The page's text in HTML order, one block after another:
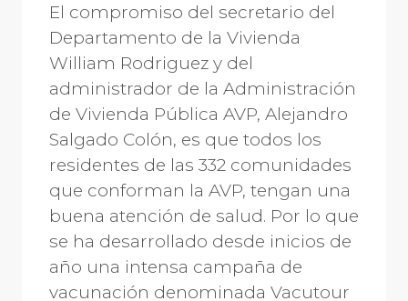
El compromiso del secretario del
Departamento de la Vivienda
William Rodriguez y del
administrador de la Administración
de Vivienda Pública AVP, Alejandro
Salgado Colón, es que todos los
residentes de las 332 comunidades
que conforman la AVP, tengan una
buena atención de salud. Por lo que
se ha desarrollado desde inicios de
año una intensa campaña de
vacunación denominada Vacutour